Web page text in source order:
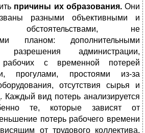
причины их образования.Они
разными объективными и
обстоятельствами, не
планом: дополнительными
администрации,
рабочих с временной потерей
прогулами, простоями из-за
отсутствия сырья и
Каждый вид потерь анализируется
те, которые зависят от
потерь рабочего времени
от трудового коллектива,